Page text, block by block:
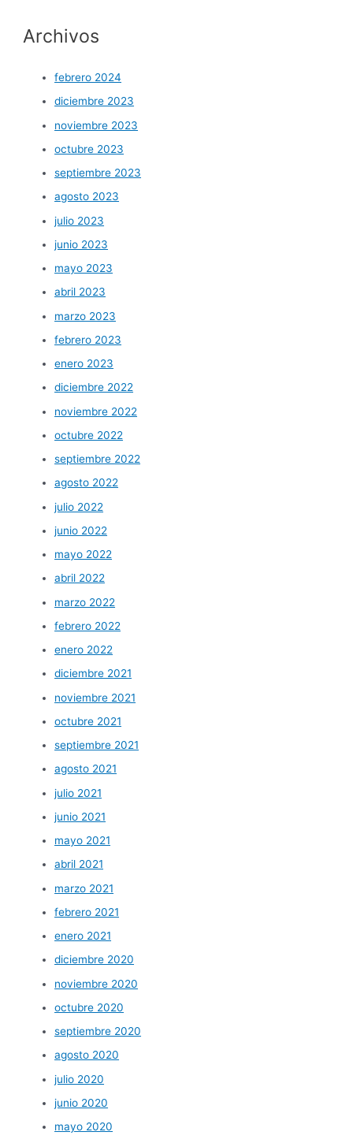
o
Archivos
febrero 2024
diciembre 2023
noviembre 2023
octubre 2023
septiembre 2023
agosto 2023
julio 2023
junio 2023
mayo 2023
abril 2023
marzo 2023
febrero 2023
enero 2023
diciembre 2022
noviembre 2022
octubre 2022
septiembre 2022
agosto 2022
julio 2022
junio 2022
mayo 2022
abril 2022
marzo 2022
febrero 2022
enero 2022
diciembre 2021
noviembre 2021
octubre 2021
septiembre 2021
agosto 2021
julio 2021
junio 2021
mayo 2021
abril 2021
marzo 2021
febrero 2021
enero 2021
diciembre 2020
noviembre 2020
octubre 2020
septiembre 2020
agosto 2020
julio 2020
junio 2020
mayo 2020